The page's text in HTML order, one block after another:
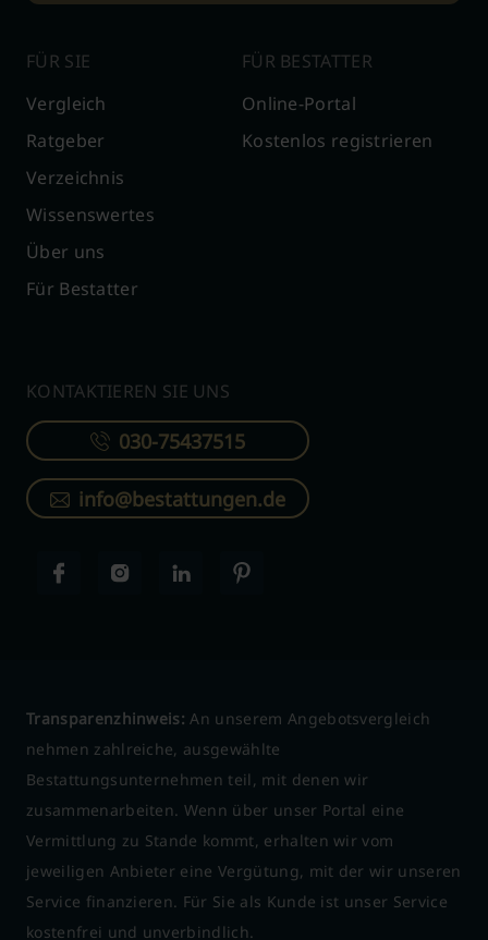
FÜR SIE
Vergleich
Ratgeber
Verzeichnis
Wissenswertes
Über uns
Für Bestatter
FÜR BESTATTER
Online-Portal
Kostenlos registrieren
KONTAKTIEREN SIE UNS
030-75437515
info@bestattungen.de
Transparenzhinweis: An unserem Angebotsvergleich
nehmen zahlreiche, ausgewählte
Bestattungsunternehmen teil, mit denen wir
zusammenarbeiten. Wenn über unser Portal eine
Vermittlung zu Stande kommt, erhalten wir vom
jeweiligen Anbieter eine Vergütung, mit der wir unseren
Service finanzieren. Für Sie als Kunde ist unser Service
kostenfrei und unverbindlich.